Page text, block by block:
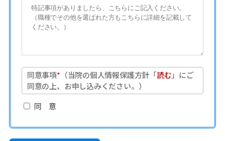
同意事項* （当院の個人情報保護方針「読む 」にご
同意の上、お申し込みください。）
同 意